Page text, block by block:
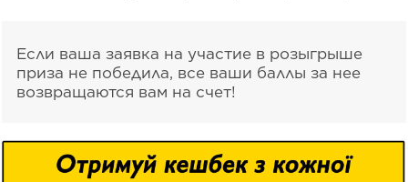
Если ваша заявка на участие в розыгрыше
приза не победила, все ваши баллы за нее
возвращаются вам на счет!